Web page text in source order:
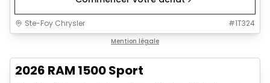
Ste-Foy Chrysler #1T324
Mention légale
2026 RAM 1500 Sport